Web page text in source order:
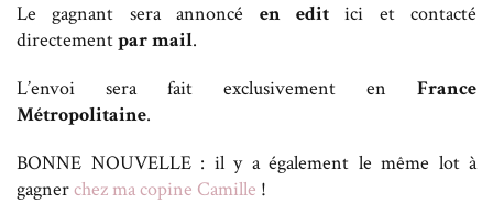
Le gagnant sera annoncé en editici et contacté
directementpar mail.
L’envoi sera fait exclusivement en France
Métropolitaine.
BONNE NOUVELLE : il y a également le même lot à
gagnerchez ma copine Camille !